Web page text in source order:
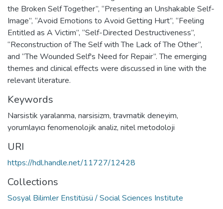
the Broken Self Together”, “Presenting an Unshakable Self-
Image”, “Avoid Emotions to Avoid Getting Hurt”, “Feeling
Entitled as A Victim”, “Self-Directed Destructiveness”,
“Reconstruction of The Self with The Lack of The Other”,
and “The Wounded Self's Need for Repair”. The emerging
themes and clinical effects were discussed in line with the
relevant literature.
Keywords
Narsistik yaralanma, narsisizm, travmatik deneyim,
yorumlayıcı fenomenolojik analiz, nitel metodoloji
URI
https://hdl.handle.net/11727/12428
Collections
Sosyal Bilimler Enstitüsü / Social Sciences Institute